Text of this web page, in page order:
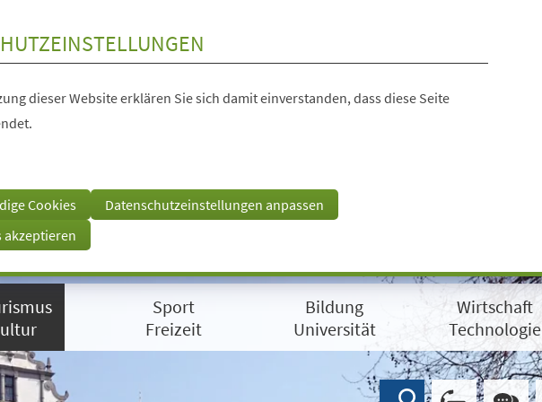
dieser Website erklären Sie sich damit einverstanden, dass diese Seite
Cookies
Datenschutzeinstellungen anpassen
akzeptieren
Sport
Freizeit
Bildung
Universität
Wirtschaft
Technologie